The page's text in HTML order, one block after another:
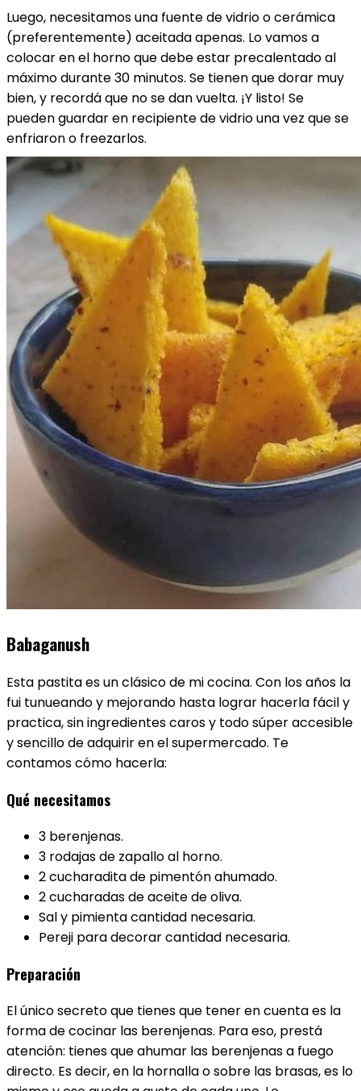
Luego, necesitamos una fuente de vidrio o cerámica
(preferentemente) aceitada apenas. Lo vamos a
colocar en el horno que debe estar precalentado al
máximo durante 30 minutos. Se tienen que dorar muy
bien, y recordá que no se dan vuelta. ¡Y listo! Se
pueden guardar en recipiente de vidrio una vez que se
enfriaron o freezarlos.
Babaganush
Esta pastita es un clásico de mi cocina. Con los años la
fui tunueando y mejorando hasta lograr hacerla fácil y
practica, sin ingredientes caros y todo súper accesible
y sencillo de adquirir en el supermercado. Te
contamos cómo hacerla:
Qué necesitamos
3 berenjenas.
3 rodajas de zapallo al horno.
2 cucharadita de pimentón ahumado.
2 cucharadas de aceite de oliva.
Sal y pimienta cantidad necesaria.
Pereji para decorar cantidad necesaria.
Preparación
El único secreto que tienes que tener en cuenta es la
forma de cocinar las berenjenas. Para eso, prestá
atención: tienes que ahumar las berenjenas a fuego
directo. Es decir, en la hornalla o sobre las brasas, es lo